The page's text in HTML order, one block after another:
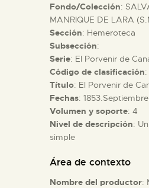
█
EL MUSEO
COLECCIONES
DIDÁCTICA
Fondo/Colección:
MANRIQUE DE LARA
Sección: Hemeroteca
Subsección:
Serie: El Porvenir de
Código de clasificación
Título: El Porvenir de
Fechas:
Volumen y soporte: 4
Nivel de descripción:
simple
Área de contexto
Nombre del productor: